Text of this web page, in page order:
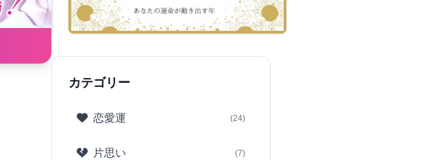
カテゴリー
恋愛運 (24)
片思い (7)